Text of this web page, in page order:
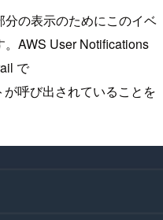
の表示のためにこのイベ
AWS User Notifications
で
が呼び出されていることを